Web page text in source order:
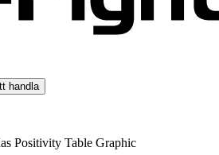
handla
Positivity Table Graphic